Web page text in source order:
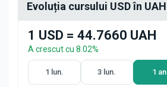
Evoluția cursului USD în UAH
1 USD = 44.7660 UAH
A crescut cu 8.02%
1 lun. 3 lun. 1 an